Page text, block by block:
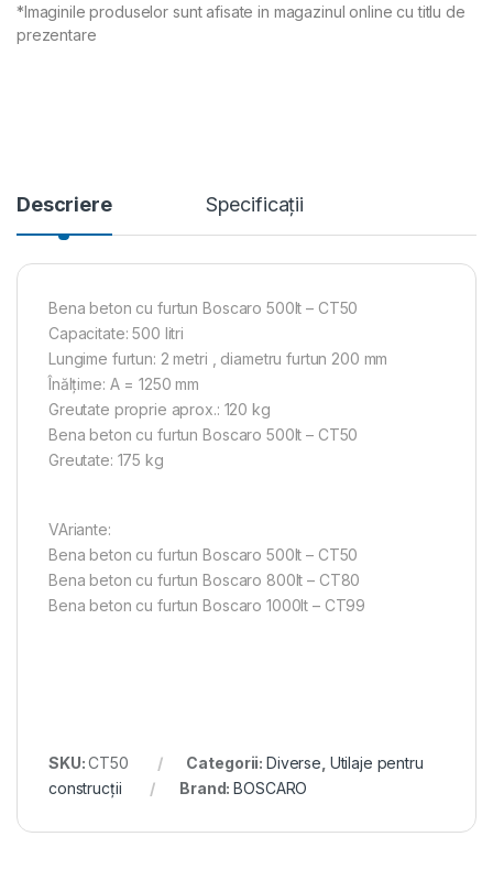
*Imaginile produselor sunt afisate in magazinul online cu titlu de
prezentare
Descriere Specificații
Bena beton cu furtun Boscaro 500lt – CT50
Capacitate: 500 litri
Lungime furtun: 2 metri , diametru furtun 200 mm
Înălțime: A = 1250 mm
Greutate proprie aprox.: 120 kg
Bena beton cu furtun Boscaro 500lt – CT50
Greutate: 175 kg
VAriante:
Bena beton cu furtun Boscaro 500lt – CT50
Bena beton cu furtun Boscaro 800lt – CT80
Bena beton cu furtun Boscaro 1000lt – CT99
SKU:CT50 Categorii: Diverse Utilaje pentru
construcții
Brand:BOSCARO